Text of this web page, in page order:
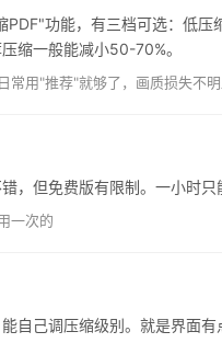
PDF"功能，有三档可选：低压
缩一般能减小50-70%。
常用"推荐"就够了，画质损失不
，但免费版有限制。一小时只
一次的
自己调压缩级别。就是界面有